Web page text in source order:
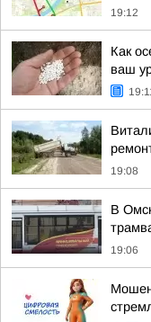
19:12
Как
ваш
19:08
В
19:06